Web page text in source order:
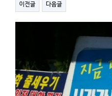
이전글 다음글